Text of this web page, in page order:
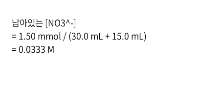
남아있는 [NO3^-]
= 1.50 mmol / (30.0 mL + 15.0 mL)
= 0.0333 M